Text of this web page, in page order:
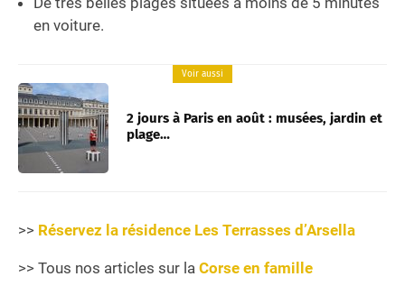
en voiture.
Voir aussi
2 jours à Paris en août : musées, jardin et
plage…
>> Réservez la résidence Les Terrasses d’Arsella
>> Tous nos articles sur la Corse en famille